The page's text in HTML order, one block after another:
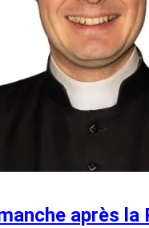
après la